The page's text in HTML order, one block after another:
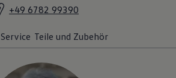
+49 6782 99390
Service Teile und Zubehör